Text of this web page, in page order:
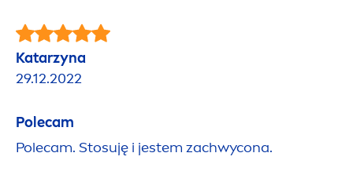
Katarzyna
29.12.2022
Polecam
Polecam. Stosuję i jestem zachwycona.